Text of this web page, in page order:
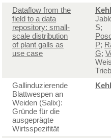
Dataflow from the
field to a data
repository: small-
scale distribution
of plant galls as
use case
S;
P;
G;
Gallinduzierende
Blattwespen an
Weiden (Salix):
Gründe für die
ausgeprägte
Wirtsspezifität